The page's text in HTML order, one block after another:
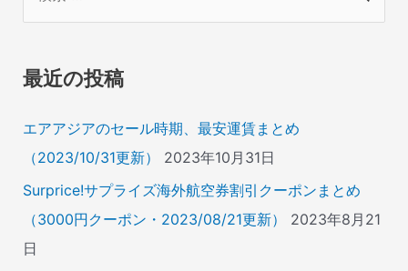
象
最近の投稿
エアアジアのセール時期、最安運賃まとめ
（2023/10/31更新）
2023年10月31日
Surprice!サプライズ海外航空券割引クーポンまとめ
（3000円クーポン・2023/08/21更新）
2023年8月21
日